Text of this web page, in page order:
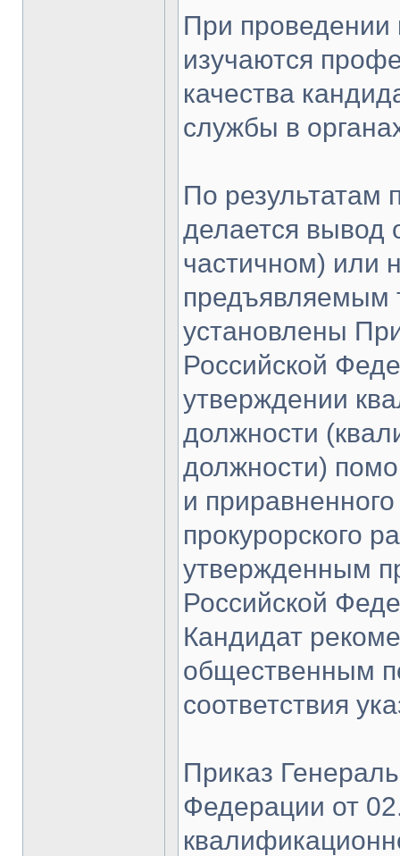
При проведении
изучаются
качества
службы в
По результатам
делается вывод
частичном) или
предъявляемым
установлены
Российской
утверждении
должности
должности)
и
прокурорского
утвержденным
Российской
Кандидат
общественным
соответствия
Приказ
Федерации от